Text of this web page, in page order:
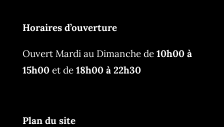
Horaires d’ouverture
Ouvert Mardi au Dimanche de10h00 à
15h00 et de18h00 à 22h30
Plan du site